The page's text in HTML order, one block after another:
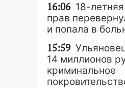
16:06 18-
прав
и попала в
15:59
14 миллионов
криминальное